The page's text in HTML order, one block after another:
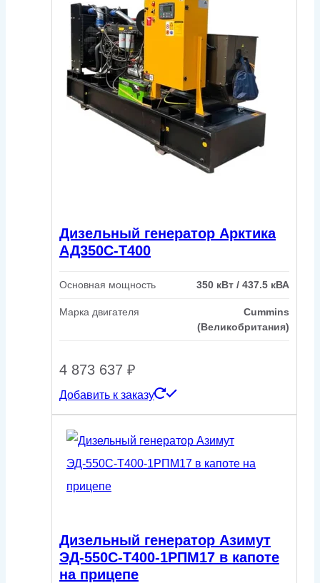
Дизельный генератор Арктика
АД350С-Т400
Основная мощность 350 кВт / 437.5 кВА
Марка двигателя
Cummins
(Великобритания)
4 873 637 ₽
Добавить к заказу
Дизельный генератор Азимут
ЭД-550С-Т400-1РПМ17 в капоте
на прицепе